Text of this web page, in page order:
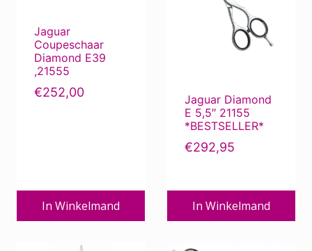
Filter €0 —€510
r
i
j
s
w
a
0
5
2
,
0
Jaguar
Coupeschaar
Diamond E39
,21555
€252,00
In Winkelmand
Jaguar Diamond
E 5,5″ 21155
*BESTSELLER*
€292,95
In Winkelmand